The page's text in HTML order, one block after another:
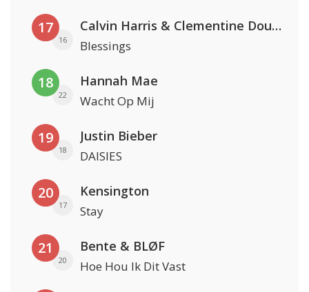
17
16
Calvin Harris & Clementine Douglas
Blessings
18
22
Hannah Mae
Wacht Op Mij
19
18
Justin Bieber
DAISIES
20
17
Kensington
Stay
21
20
Bente & BLØF
Hoe Hou Ik Dit Vast